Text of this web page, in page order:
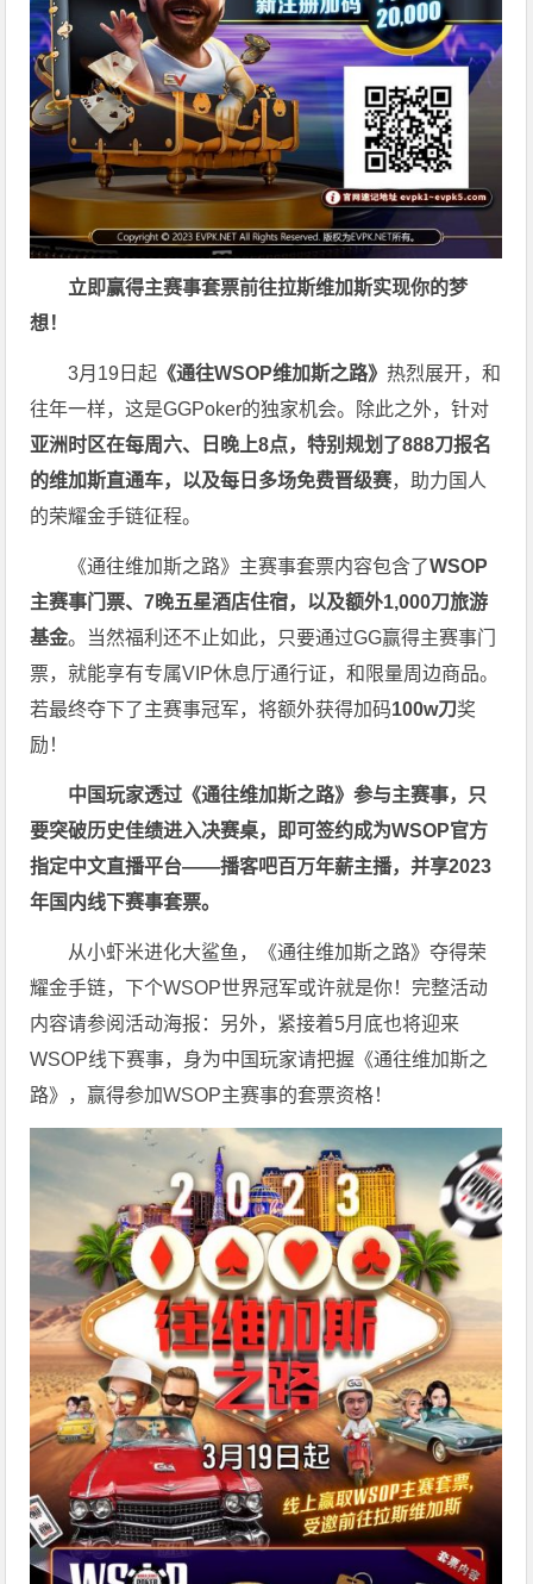
立即赢得主赛事套票前往拉斯维加斯实现你的梦
想！
3月19日起 《通往WSOP维加斯之路》 热烈展开，和
往年一样，这是GGPoker的独家机会。除此之外，针对
亚洲时区在每周六、日晚上8点，特别规划了888刀报名
的维加斯直通车，以及每日多场免费晋级赛，助力国人
的荣耀金手链征程。
《通往维加斯之路》主赛事套票内容包含了WSOP
主赛事门票、7晚五星酒店住宿，以及额外1,000刀旅游
基金。当然福利还不止如此，只要通过GG赢得主赛事门
票，就能享有专属VIP休息厅通行证，和限量周边商品。
若最终夺下了主赛事冠军，将额外获得加码100w刀奖
励！
中国玩家透过《通往维加斯之路》参与主赛事，只
要突破历史佳绩进入决赛桌，即可签约成为WSOP官方
指定中文直播平台——播客吧百万年薪主播，并享2023
年国内线下赛事套票。
从小虾米进化大鲨鱼，《通往维加斯之路》夺得荣
耀金手链，下个WSOP世界冠军或许就是你！完整活动
内容请参阅活动海报： 另外，紧接着5月底也将迎来
WSOP线下赛事，身为中国玩家请把握《通往维加斯之
路》，赢得参加WSOP主赛事的套票资格！